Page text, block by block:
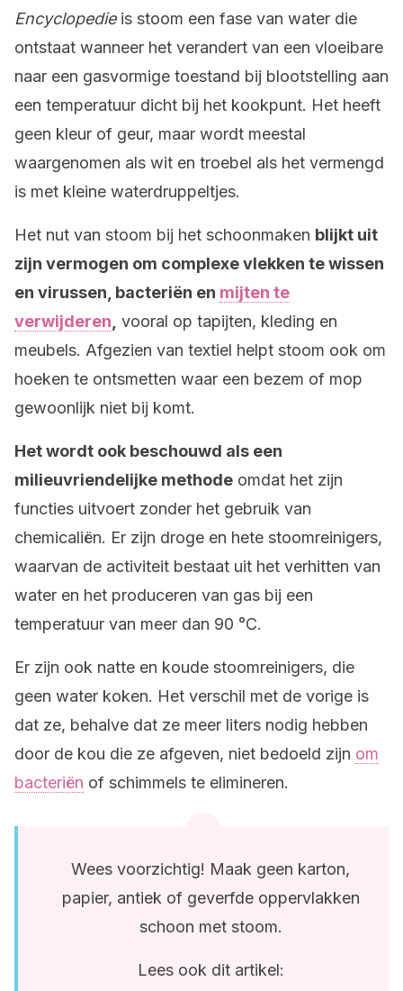
Encyclopedieis stoom een fase van water die
ontstaat wanneer het verandert van een vloeibare
naar een gasvormige toestand bij blootstelling aan
een temperatuur dicht bij het kookpunt. Het heeft
geen kleur of geur, maar wordt meestal
waargenomen als wit en troebel als het vermengd
is met kleine waterdruppeltjes.
Het nut van stoom bij het schoonmaken blijkt uit
zijn vermogen om complexe vlekken te wissen
en virussen, bacteriën en mijten te
verwijderen vooral op tapijten, kleding en
meubels. Afgezien van textiel helpt stoom ook om
hoeken te ontsmetten waar een bezem of mop
gewoonlijk niet bij komt.
Het wordt ook beschouwd als een
milieuvriendelijke methode omdat het zijn
functies uitvoert zonder het gebruik van
chemicaliën. Er zijn droge en hete stoomreinigers,
waarvan de activiteit bestaat uit het verhitten van
water en het produceren van gas bij een
temperatuur van meer dan 90 °C.
Er zijn ook natte en koude stoomreinigers, die
geen water koken. Het verschil met de vorige is
dat ze, behalve dat ze meer liters nodig hebben
door de kou die ze afgeven, niet bedoeld zijn om
bacteriën of schimmels te elimineren.
Wees voorzichtig! Maak geen karton,
papier, antiek of geverfde oppervlakken
schoon met stoom.
Lees ook dit artikel: